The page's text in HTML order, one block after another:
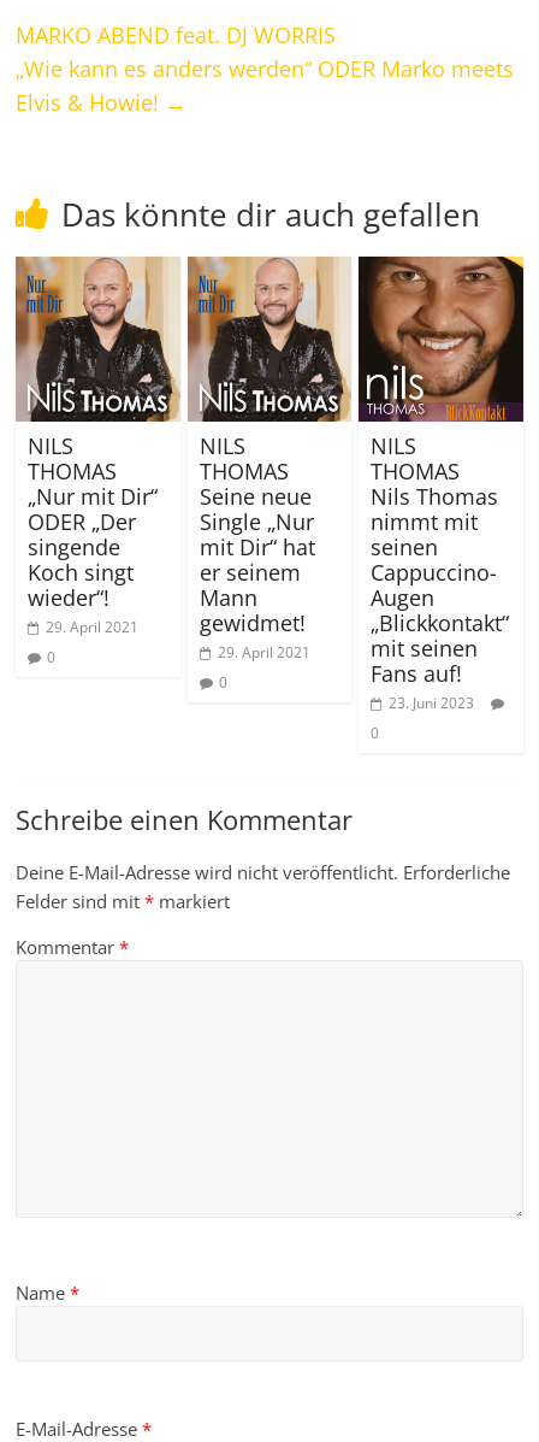
MARKO ABEND feat. DJ WORRIS
„Wie kann es anders werden“ ODER Marko meets
Elvis & Howie! →
Das könnte dir auch gefallen
NILS
THOMAS
„Nur mit Dir“
ODER „Der
singende
Koch singt
wieder“!
29. April 2021
0
NILS
THOMAS
Seine neue
Single „Nur
mit Dir“ hat
er seinem
Mann
gewidmet!
29. April 2021
0
NILS
THOMAS
Nils Thomas
nimmt mit
seinen
Cappuccino-
Augen
„Blickkontakt“
mit seinen
Fans auf!
23. Juni 2023
0
Schreibe einen Kommentar
Deine E-Mail-Adresse wird nicht veröffentlicht. Erforderliche
Felder sind mit* markiert
Kommentar*
Name*
E-Mail-Adresse*